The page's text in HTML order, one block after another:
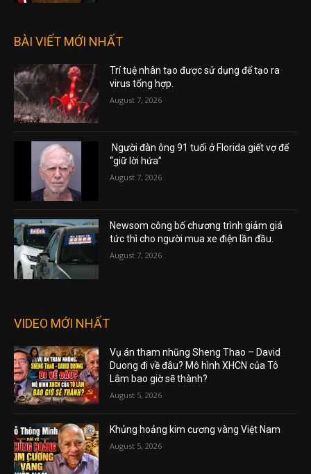
BÀI VIẾT MỚI NHẤT
Trí tuệ nhân tạo được sử dụng để tạo ra
virus tổng hợp.
August 7, 2026
Người đàn ông 91 tuổi ở Florida giết vợ để
“giữ lời hứa”
August 7, 2026
Newsom công bố chương trình giảm giá
tức thì cho người mua xe điện lần đầu.
August 7, 2026
VIDEO MỚI NHẤT
Vụ án tham nhũng Sheng Thao – David
Duong đi về đâu? Mô hình XHCN của Tô
Lâm bao giờ sẽ thành?
August 5, 2026
Khủng hoảng kim cương vàng Việt Nam
August 5, 2026